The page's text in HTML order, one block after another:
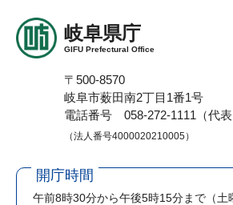
岐阜県庁
GIFU Prefectural Office
〒500-8570
岐阜市薮田南2丁目1番1号
電話番号 058-272-1111（代表
（法人番号4000020210005）
開庁時間
午前8時30分から午後5時15分まで （